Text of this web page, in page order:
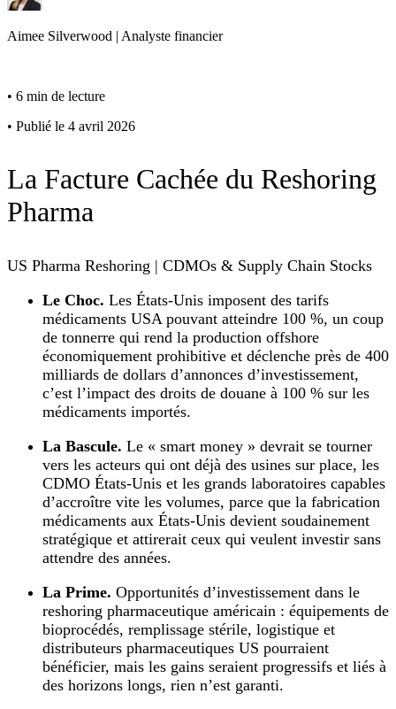
Aimee Silverwood | Analyste financier
• 6 min de lecture
• Publié le 4 avril 2026
La Facture Cachée du Reshoring
Pharma
US Pharma Reshoring | CDMOs & Supply Chain Stocks
Le Choc. Les États‑Unis imposent des tarifs
médicaments USA pouvant atteindre 100 %, un coup
de tonnerre qui rend la production offshore
économiquement prohibitive et déclenche près de 400
milliards de dollars d’annonces d’investissement,
c’est l’impact des droits de douane à 100 % sur les
médicaments importés.
La Bascule. Le « smart money » devrait se tourner
vers les acteurs qui ont déjà des usines sur place, les
CDMO États‑Unis et les grands laboratoires capables
d’accroître vite les volumes, parce que la fabrication
médicaments aux États‑Unis devient soudainement
stratégique et attirerait ceux qui veulent investir sans
attendre des années.
La Prime. Opportunités d’investissement dans le
reshoring pharmaceutique américain : équipements de
bioprocédés, remplissage stérile, logistique et
distributeurs pharmaceutiques US pourraient
bénéficier, mais les gains seraient progressifs et liés à
des horizons longs, rien n’est garanti.